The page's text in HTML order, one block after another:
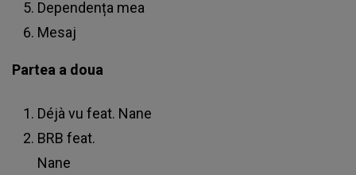
Dependența mea
Mesaj
Partea a doua
Déjà vu feat. Nane
BRB feat.
Nane